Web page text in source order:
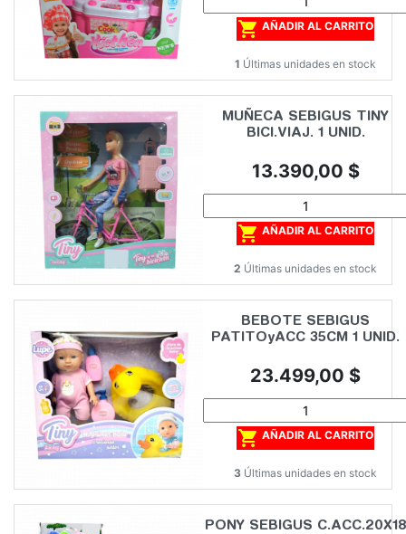
 AÑADIR AL CARRITO
1 Últimas unidades en stock
MUÑECA SEBIGUS TINY
BICI.VIAJ. 1 UNID.
Precio
13.390,00 $
 AÑADIR AL CARRITO
2 Últimas unidades en stock
BEBOTE SEBIGUS
PATITOyACC 35CM 1 UNID.
Precio
23.499,00 $
 AÑADIR AL CARRITO
3 Últimas unidades en stock
PONY SEBIGUS C.ACC.20X18